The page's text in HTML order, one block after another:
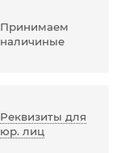
Принимаем
наличиные
Реквизиты для
юр. лиц